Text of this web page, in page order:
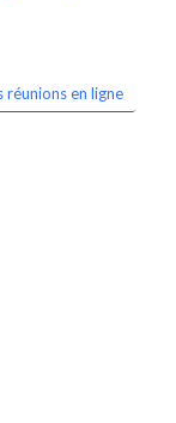
réunions en ligne